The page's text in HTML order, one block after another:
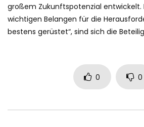
großem Zukunftspotenzial entwickelt.
wichtigen Belangen für die
bestens gerüstet“, sind sich die
0 0